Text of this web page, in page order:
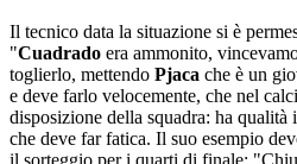
Il tecnico data la situazione si è
"Cuadrado era ammonito,
toglierlo, mettendo Pjaca che è un
e deve farlo velocemente, che nel
disposizione della squadra: ha qualità
che deve far fatica. Il suo esempio
il sorteggio per i quarti di finale: